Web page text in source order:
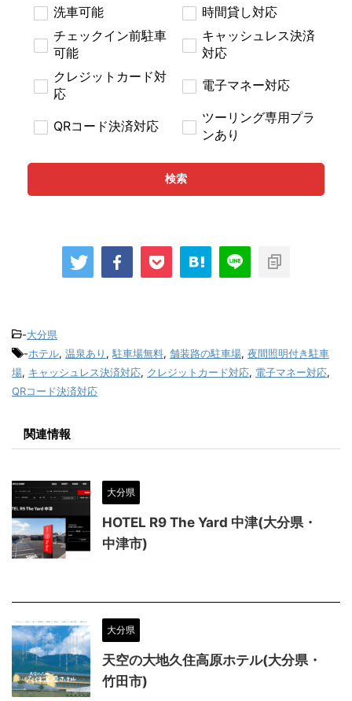
洗車可能
時間貸し対応
チェックイン前駐車
可能
キャッシュレス決済
対応
クレジットカード対
応
電子マネー対応
QRコード決済対応
ツーリング専用プラ
ンあり
検索
-大分県
-ホテル, 温泉あり , 駐車場無料, 舗装路の駐車場, 夜間照明付き駐車
場, キャッシュレス決済対応, クレジットカード対応, 電子マネー対応,
QRコード決済対応
関連情報
大分県
HOTEL R9 The Yard 中津(大分県・
中津市)
大分県
天空の大地久住高原ホテル(大分県・
竹田市)